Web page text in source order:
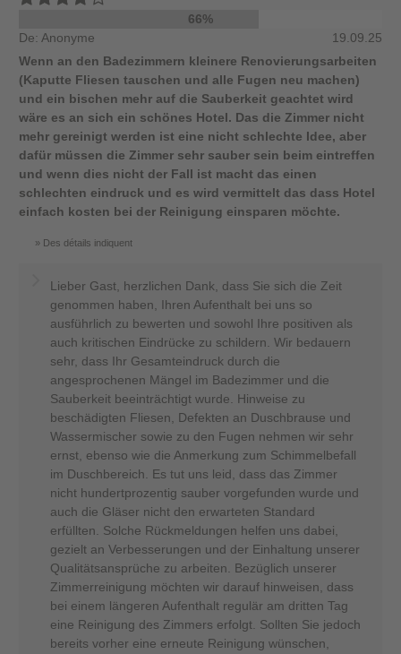
66%
De: Anonyme
19.09.25
Wenn an den Badezimmern kleinere Renovierungsarbeiten
(Kaputte Fliesen tauschen und alle Fugen neu machen)
und ein bischen mehr auf die Sauberkeit geachtet wird
wäre es an sich ein schönes Hotel. Das die Zimmer nicht
mehr gereinigt werden ist eine nicht schlechte Idee, aber
dafür müssen die Zimmer sehr sauber sein beim eintreffen
und wenn dies nicht der Fall ist macht das einen
schlechten eindruck und es wird vermittelt das dass Hotel
einfach kosten bei der Reinigung einsparen möchte.
Des détails indiquent
Lieber Gast, herzlichen Dank, dass Sie sich die Zeit
genommen haben, Ihren Aufenthalt bei uns so
ausführlich zu bewerten und sowohl Ihre positiven als
auch kritischen Eindrücke zu schildern. Wir bedauern
sehr, dass Ihr Gesamteindruck durch die
angesprochenen Mängel im Badezimmer und die
Sauberkeit beeinträchtigt wurde. Hinweise zu
beschädigten Fliesen, Defekten an Duschbrause und
Wassermischer sowie zu den Fugen nehmen wir sehr
ernst, ebenso wie die Anmerkung zum Schimmelbefall
im Duschbereich. Es tut uns leid, dass das Zimmer
nicht hundertprozentig sauber vorgefunden wurde und
auch die Gläser nicht den erwarteten Standard
erfüllten. Solche Rückmeldungen helfen uns dabei,
gezielt an Verbesserungen und der Einhaltung unserer
Qualitätsansprüche zu arbeiten. Bezüglich unserer
Zimmerreinigung möchten wir darauf hinweisen, dass
bei einem längeren Aufenthalt regulär am dritten Tag
eine Reinigung des Zimmers erfolgt. Sollten Sie jedoch
bereits vorher eine erneute Reinigung wünschen,